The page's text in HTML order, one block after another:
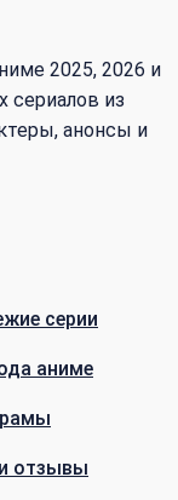
2025, 2026 и
сериалов из
анонсы и
серии
аниме
отзывы